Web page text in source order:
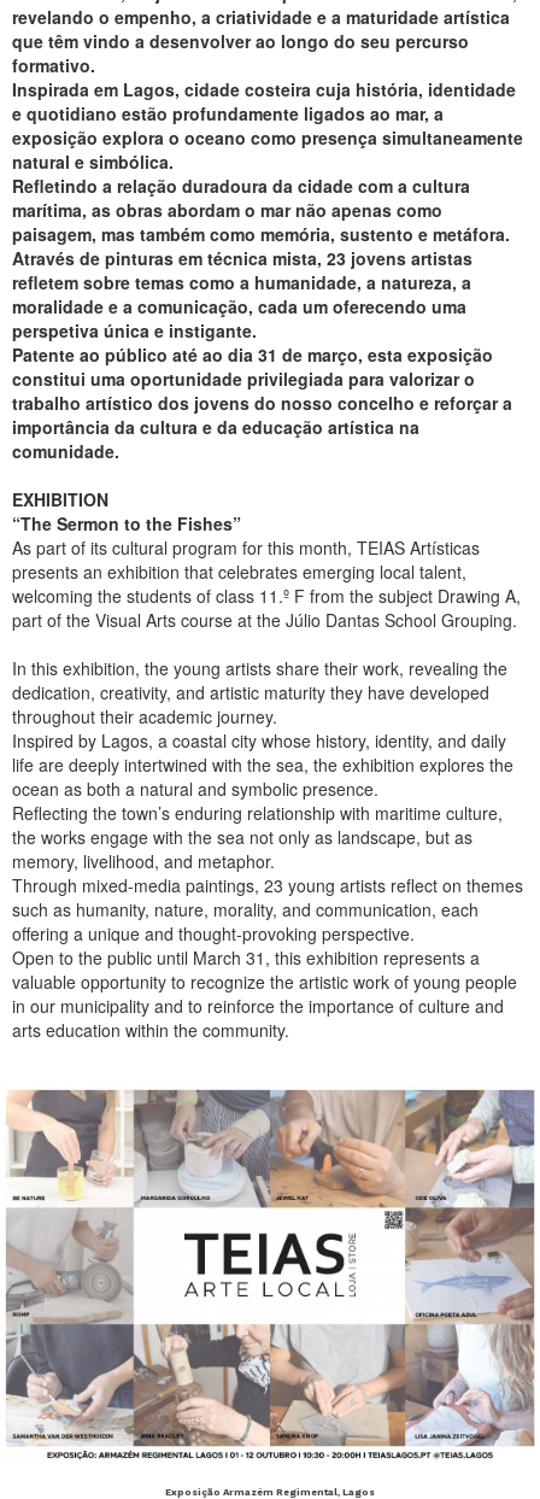
revelando o empenho, a criatividade e a maturidade artística
que têm vindo a desenvolver ao longo do seu percurso
formativo.
Inspirada em Lagos, cidade costeira cuja história, identidade
e quotidiano estão profundamente ligados ao mar, a
exposição explora o oceano como presença simultaneamente
natural e simbólica.
Refletindo a relação duradoura da cidade com a cultura
marítima, as obras abordam o mar não apenas como
paisagem, mas também como memória, sustento e metáfora.
Através de pinturas em técnica mista, 23 jovens artistas
refletem sobre temas como a humanidade, a natureza, a
moralidade e a comunicação, cada um oferecendo uma
perspetiva única e instigante.
Patente ao público até ao dia 31 de março, esta exposição
constitui uma oportunidade privilegiada para valorizar o
trabalho artístico dos jovens do nosso concelho e reforçar a
importância da cultura e da educação artística na
comunidade.
EXHIBITION
“The Sermon to the Fishes”
As part of its cultural program for this month, TEIAS Artísticas
presents an exhibition that celebrates emerging local talent,
welcoming the students of class 11.º F from the subject Drawing A,
part of the Visual Arts course at the Júlio Dantas School Grouping.
In this exhibition, the young artists share their work, revealing the
dedication, creativity, and artistic maturity they have developed
throughout their academic journey.
Inspired by Lagos, a coastal city whose history, identity, and daily
life are deeply intertwined with the sea, the exhibition explores the
ocean as both a natural and symbolic presence.
Reflecting the town’s enduring relationship with maritime culture,
the works engage with the sea not only as landscape, but as
memory, livelihood, and metaphor.
Through mixed-media paintings, 23 young artists reflect on themes
such as humanity, nature, morality, and communication, each
offering a unique and thought-provoking perspective.
Open to the public until March 31, this exhibition represents a
valuable opportunity to recognize the artistic work of young people
in our municipality and to reinforce the importance of culture and
arts education within the community.
Exposição Armazém Regimental, Lagos